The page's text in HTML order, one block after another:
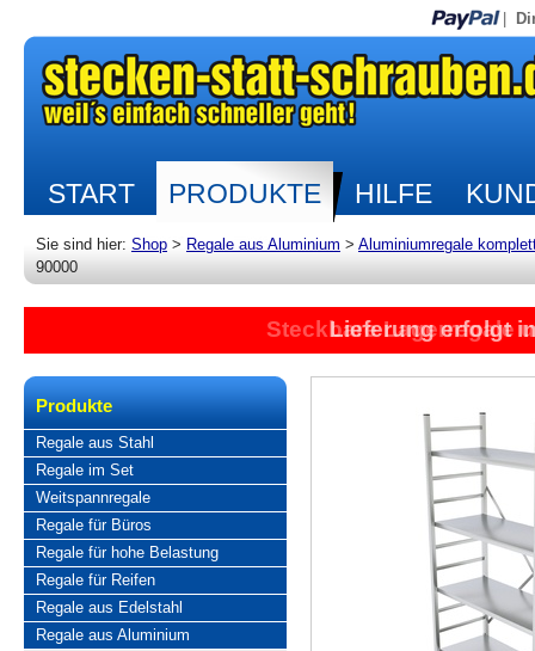
START PRODUKTE HILFE
Sie sind hier: Shop > Regale aus Aluminium > Aluminiumregale
90000
Steckbare Lagerregale
Lieferung erfolgt
Produkte
Regale aus Stahl
Regale im Set
Weitspannregale
Regale für Büros
Regale für hohe Belastung
Regale für Reifen
Regale aus Edelstahl
Regale aus Aluminium